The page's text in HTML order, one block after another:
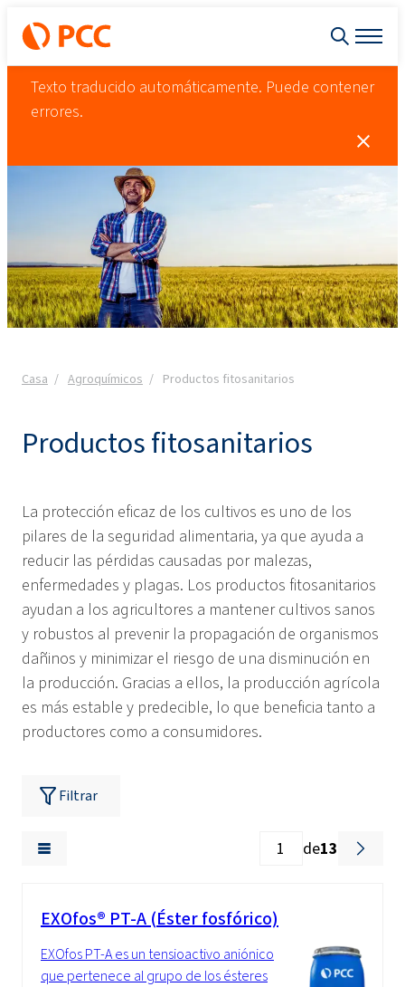
Texto traducido automáticamente. Puede contener
errores.
Casa Agroquímicos Productos fitosanitarios
Productos fitosanitarios
La protección eficaz de los cultivos es uno de los
pilares de la seguridad alimentaria, ya que ayuda a
reducir las pérdidas causadas por malezas,
enfermedades y plagas. Los productos fitosanitarios
ayudan a los agricultores a mantener cultivos sanos
y robustos al prevenir la propagación de organismos
dañinos y minimizar el riesgo de una disminución en
la producción. Gracias a ellos, la producción agrícola
es más estable y predecible, lo que beneficia tanto a
productores como a consumidores.
Filtrar
de13
EXOfos® PT-A (Éster fosfórico)
EXOfos PT-A es un tensioactivo aniónico
que pertenece al grupo de los ésteres